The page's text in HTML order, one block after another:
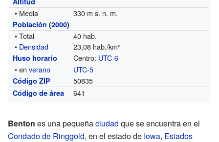
• Media 330 m s. n. m.
Población (2000)
• Total
40 hab.
• Densidad 23,08 hab./km²
Huso horario Centro: UTC-6
• enverano UTC-5
Código ZIP 50835
Código de área 641
Benton es una pequeñaciudad que se encuentra en el
Condado de Ringgold, en el estado de Iowa, Estados